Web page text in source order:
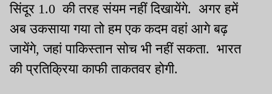
सिंदूर 1.0 की तरह संयम नहीं दिखायेंगे. अगर हमें
अब उकसाया गया तो हम एक कदम वहां आगे बढ़
जायेंगे, जहां पाकिस्तान सोच भी नहीं सकता. भारत
की प्रतिक्रिया काफी ताकतवर होगी.